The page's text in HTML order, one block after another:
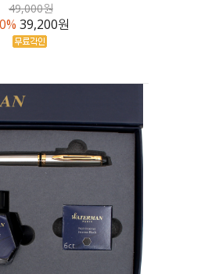
49,000원
39,200원